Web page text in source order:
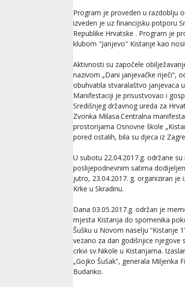
Program je proveden u razdoblju
izveden je uz financijsku potporu
Republike Hrvatske . Program je
klubom "Janjevo" Kistanje kao
Aktivnosti su započele
nazivom „Dani janjevačke riječi“,
obuhvatila stvaralaštvo janjevaca
Manifestaciji je prisustvovao i
Središnjeg državnog ureda za
Zvonka Milasa.Centralna
prostorijama Osnovne škole
pored ostalih, bila su djeca iz
U subotu 22.04.2017.g. održane
poslijepodnevnim satima
jutro, 23.04.2017. g. organiziran je
Krke u Skradinu.
Dana 03.05.2017.g. održan je
mjesta Kistanja do spomenika
Šušku u Novom naselju “Kistanje
vezano za dan godišnjice njegove
crkvi sv.Nikole u Kistanjama.
„Gojko Šušak“, generala Miljenka
Budanko.